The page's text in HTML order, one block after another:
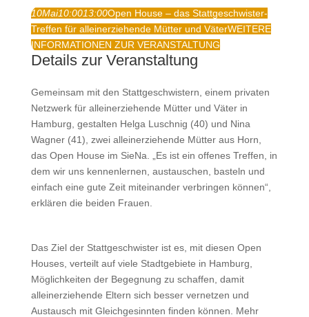
10Mai10:0013:00Open House – das Stattgeschwister-
Treffen für alleinerziehende Mütter und VäterWEITERE
INFORMATIONEN ZUR VERANSTALTUNG
Details zur Veranstaltung
Gemeinsam mit den Stattgeschwistern, einem privaten
Netzwerk für alleinerziehende Mütter und Väter in
Hamburg, gestalten Helga Luschnig (40) und Nina
Wagner (41), zwei alleinerziehende Mütter aus Horn,
das Open House im SieNa. „Es ist ein offenes Treffen, in
dem wir uns kennenlernen, austauschen, basteln und
einfach eine gute Zeit miteinander verbringen können“,
erklären die beiden Frauen.
Das Ziel der Stattgeschwister ist es, mit diesen Open
Houses, verteilt auf viele Stadtgebiete in Hamburg,
Möglichkeiten der Begegnung zu schaffen, damit
alleinerziehende Eltern sich besser vernetzen und
Austausch mit Gleichgesinnten finden können. Mehr